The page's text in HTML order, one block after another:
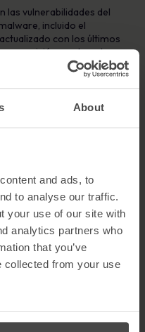
About
and ads, to
to analyse our traffic.
your use of our site with
analytics partners who
that you’ve
collected from your use
las vulnerabilidades del
incluido el
con los últimos
exposición a estos ataques.
documentos de
de remitentes de
no está seguro.
el remitente
o persona conocida
con ellos
conocido y legítimo. Este
credenciales o las